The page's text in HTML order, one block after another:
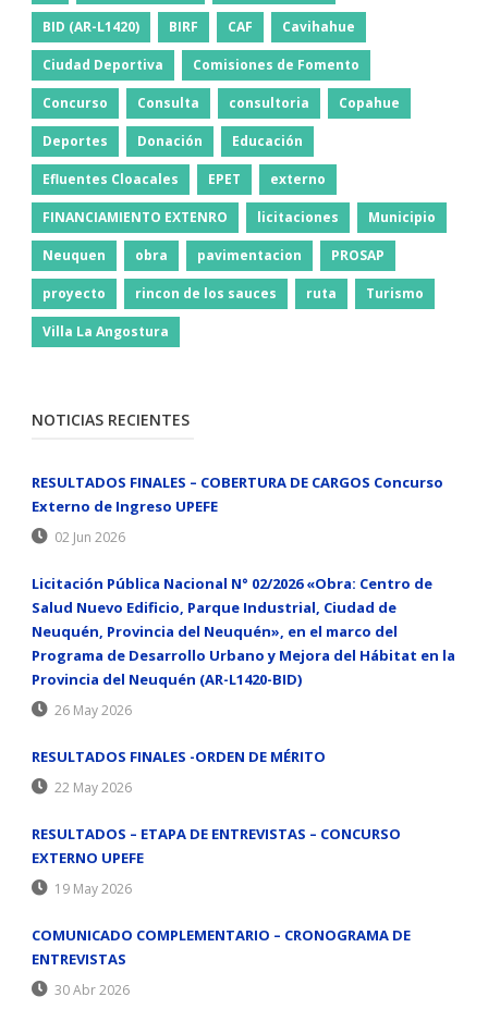
BID (AR-L1420) BIRF CAF Cavihahue
Ciudad Deportiva Comisiones de Fomento
Concurso Consulta consultoria Copahue
Deportes Donación Educación
Efluentes Cloacales EPET externo
FINANCIAMIENTO EXTENRO licitaciones Municipio
Neuquen obra pavimentacion PROSAP
proyecto rincon de los sauces ruta Turismo
Villa La Angostura
NOTICIAS RECIENTES
RESULTADOS FINALES – COBERTURA DE CARGOS Concurso
Externo de Ingreso UPEFE
02 Jun 2026
Licitación Pública Nacional N° 02/2026 «Obra: Centro de
Salud Nuevo Edificio, Parque Industrial, Ciudad de
Neuquén, Provincia del Neuquén», en el marco del
Programa de Desarrollo Urbano y Mejora del Hábitat en la
Provincia del Neuquén (AR-L1420-BID)
26 May 2026
RESULTADOS FINALES -ORDEN DE MÉRITO
22 May 2026
RESULTADOS – ETAPA DE ENTREVISTAS – CONCURSO
EXTERNO UPEFE
19 May 2026
COMUNICADO COMPLEMENTARIO – CRONOGRAMA DE
ENTREVISTAS
30 Abr 2026